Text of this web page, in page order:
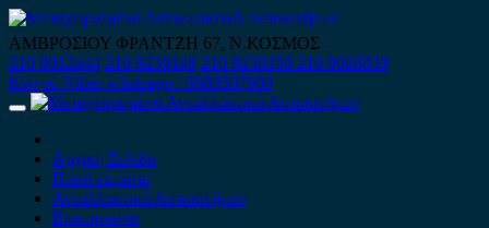
Skip
to
content
ΑΜΒΡΟΣΙΟΥ ΦΡΑΝΤΖΗ 67, Ν.ΚΟΣΜΟΣ
210 9012444 210 9239148 210 9238158 210 9026839
Κινητό-Viber-whatsapp : 6980507900
Primary
Αρχική Σελίδα
Ποιοί είμαστε
Ανταλλακτικά Αυτοκινήτων
Επικοινωνία